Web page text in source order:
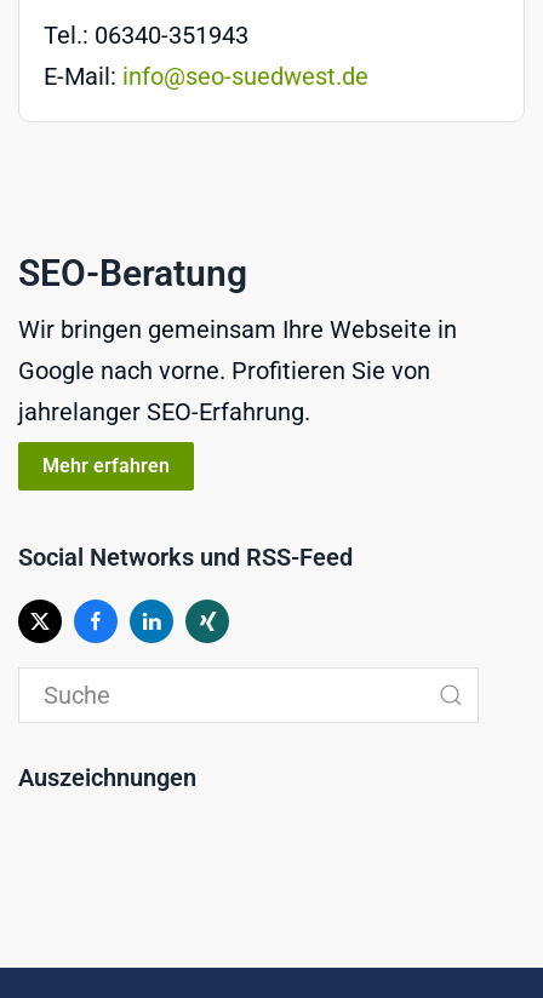
Tel.: 06340-351943
E-Mail: info@seo-suedwest.de
SEO-Beratung
Wir bringen gemeinsam Ihre Webseite in
Google nach vorne. Profitieren Sie von
jahrelanger SEO-Erfahrung.
Mehr erfahren
Social Networks und RSS-Feed
Auszeichnungen